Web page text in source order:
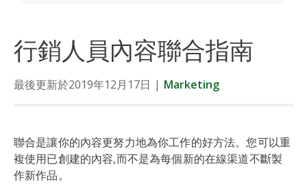
行銷人員內容聯合指南
最後更新於2019年12月17日 | Marketing
聯合是讓你的內容更努力地為你工作的好方法。您可以重
複使用已創建的內容,而不是為每個新的在線渠道不斷製
作新作品。